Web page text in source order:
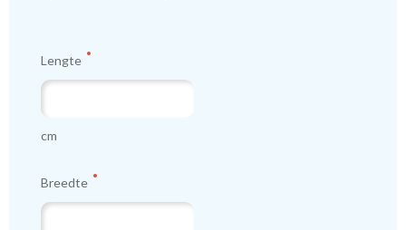
Laat voor aangename verduistering en isolatie de
kindergordijnen voeren: een verschil van dag en nacht!
Lengte
cm
Breedte